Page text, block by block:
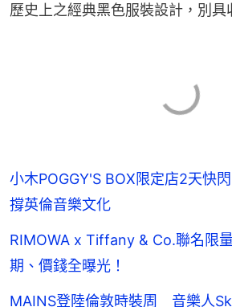
歷史上之經典黑色服裝設計，別具
小木POGGY'S BOX限定店2天快
撐英倫音樂文化
RIMOWA x Tiffany & Co.聯名限
期、價錢全曝光！
MAINS登陸倫敦時裝周 音樂人